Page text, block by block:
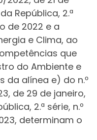
República, 2.ª
de 2022 e a
e Clima, ao
que
do Ambiente e
da alínea e) do n.º
de 29 de janeiro,
2.ª série, n.º
determinam o